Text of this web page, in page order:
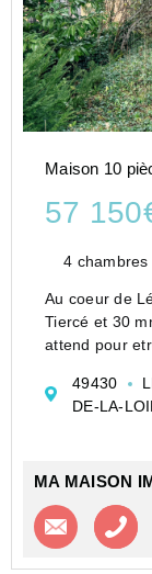
Maison 10
57
4 chambres
Au coeur de
Tiercé et 30
attend pour
chambres et
Le terrain
49430
DE-LA-
MA MAISON